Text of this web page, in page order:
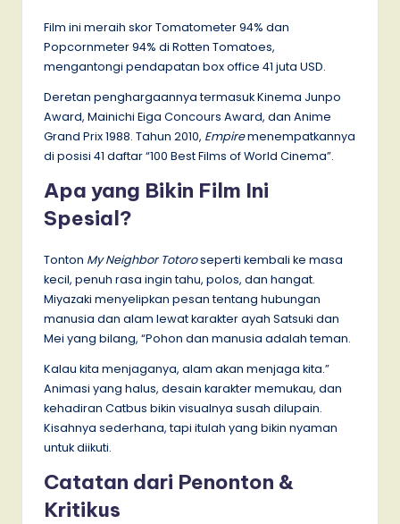
Film ini meraih skor Tomatometer 94% dan
Popcornmeter 94% di Rotten Tomatoes,
mengantongi pendapatan box office 41 juta USD.
Deretan penghargaannya termasuk Kinema Junpo
Award, Mainichi Eiga Concours Award, dan Anime
Grand Prix 1988. Tahun 2010, Empiremenempatkannya
di posisi 41 daftar “100 Best Films of World Cinema”.
Apa yang Bikin Film Ini
Spesial?
Tonton My Neighbor Totoroseperti kembali ke masa
kecil, penuh rasa ingin tahu, polos, dan hangat.
Miyazaki menyelipkan pesan tentang hubungan
manusia dan alam lewat karakter ayah Satsuki dan
Mei yang bilang, “Pohon dan manusia adalah teman.
Kalau kita menjaganya, alam akan menjaga kita.”
Animasi yang halus, desain karakter memukau, dan
kehadiran Catbus bikin visualnya susah dilupain.
Kisahnya sederhana, tapi itulah yang bikin nyaman
untuk diikuti.
Catatan dari Penonton &
Kritikus